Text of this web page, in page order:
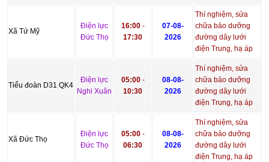
Xã Tứ Mỹ
Điện lực
Đức Thọ
16:00-
17:30
07-08-
2026
Thí nghiệm, sửa
chữa bảo dưỡng
đường dây lưới
điện Trung, hạ áp
Tiểu đoàn D31 QK4
Điện lực
Nghi Xuân
05:00-
10:30
08-08-
2026
Thí nghiệm, sửa
chữa bảo dưỡng
đường dây lưới
điện Trung, hạ áp
Xã Đức Thọ
Điện lực
Đức Thọ
05:00-
06:30
08-08-
2026
Thí nghiệm, sửa
chữa bảo dưỡng
đường dây lưới
điện Trung, hạ áp